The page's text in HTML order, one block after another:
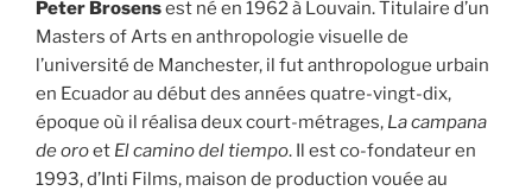
Peter Brosensest né en 1962 à Louvain. Titulaire d’un
Masters of Arts en anthropologie visuelle de
l’université de Manchester, il fut anthropologue urbain
en Ecuador au début des années quatre-vingt-dix,
époque où il réalisa deux court-métrages, La campana
de oroet El camino del tiempo. Il est co-fondateur en
1993, d’Inti Films, maison de production vouée au